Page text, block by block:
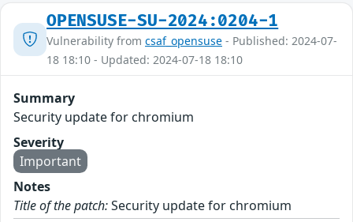
OPENSUSE-SU-2024:0204-1
Vulnerability from csaf_opensuse - Published: 2024-07-
18 18:10 - Updated: 2024-07-18 18:10
Summary
Security update for chromium
Severity
Important
Notes
Title of the patch:Security update for chromium